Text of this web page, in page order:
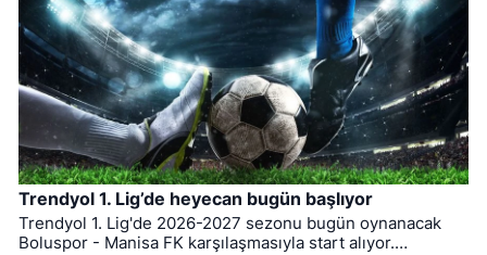
Trendyol 1. Lig’de heyecan bugün başlıyor
Trendyol 1. Lig'de 2026-2027 sezonu bugün oynanacak
Boluspor - Manisa FK karşılaşmasıyla start alıyor.